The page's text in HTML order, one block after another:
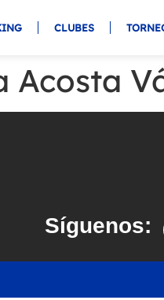
CLUBES
Acosta
Síguenos: